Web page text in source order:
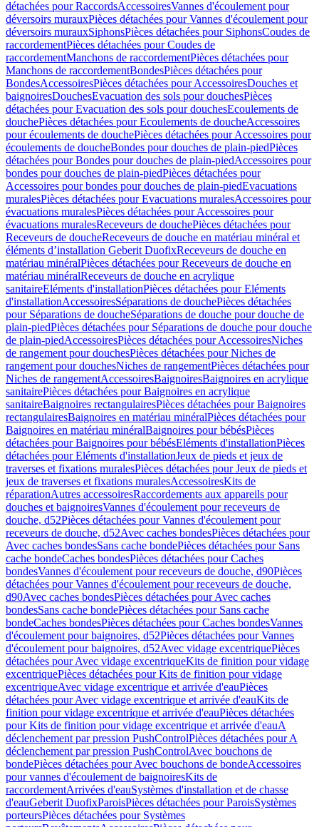
détachées pour RaccordsAccessoiresVannes d'écoulement pour
déversoirs murauxPièces détachées pour Vannes d'écoulement pour
déversoirs murauxSiphonsPièces détachées pour SiphonsCoudes de
raccordementPièces détachées pour Coudes de
raccordementManchons de raccordementPièces détachées pour
Manchons de raccordementBondesPièces détachées pour
BondesAccessoiresPièces détachées pour AccessoiresDouches et
baignoiresDouchesEvacuation des sols pour douchesPièces
détachées pour Evacuation des sols pour douchesEcoulements de
douchePièces détachées pour Ecoulements de doucheAccessoires
pour écoulements de douchePièces détachées pour Accessoires pour
écoulements de doucheBondes pour douches de plain-piedPièces
détachées pour Bondes pour douches de plain-piedAccessoires pour
bondes pour douches de plain-piedPièces détachées pour
Accessoires pour bondes pour douches de plain-piedEvacuations
muralesPièces détachées pour Evacuations muralesAccessoires pour
évacuations muralesPièces détachées pour Accessoires pour
évacuations muralesReceveurs de douchePièces détachées pour
Receveurs de doucheReceveurs de douche en matériau minéral et
éléments d’installation Geberit DuofixReceveurs de douche en
matériau minéralPièces détachées pour Receveurs de douche en
matériau minéralReceveurs de douche en acrylique
sanitaireEléments d'installationPièces détachées pour Eléments
d'installationAccessoiresSéparations de douchePièces détachées
pour Séparations de doucheSéparations de douche pour douche de
plain-piedPièces détachées pour Séparations de douche pour douche
de plain-piedAccessoiresPièces détachées pour AccessoiresNiches
de rangement pour douchesPièces détachées pour Niches de
rangement pour douchesNiches de rangementPièces détachées pour
Niches de rangementAccessoiresBaignoiresBaignoires en acrylique
sanitairePièces détachées pour Baignoires en acrylique
sanitaireBaignoires rectangulairesPièces détachées pour Baignoires
rectangulairesBaignoires en matériau minéralPièces détachées pour
Baignoires en matériau minéralBaignoires pour bébésPièces
détachées pour Baignoires pour bébésEléments d'installationPièces
détachées pour Eléments d'installationJeux de pieds et jeux de
traverses et fixations muralesPièces détachées pour Jeux de pieds et
jeux de traverses et fixations muralesAccessoiresKits de
réparationAutres accessoiresRaccordements aux appareils pour
douches et baignoiresVannes d'écoulement pour receveurs de
douche, d52Pièces détachées pour Vannes d'écoulement pour
receveurs de douche, d52Avec caches bondesPièces détachées pour
Avec caches bondesSans cache bondePièces détachées pour Sans
cache bondeCaches bondesPièces détachées pour Caches
bondesVannes d'écoulement pour receveurs de douche, d90Pièces
détachées pour Vannes d'écoulement pour receveurs de douche,
d90Avec caches bondesPièces détachées pour Avec caches
bondesSans cache bondePièces détachées pour Sans cache
bondeCaches bondesPièces détachées pour Caches bondesVannes
d'écoulement pour baignoires, d52Pièces détachées pour Vannes
d'écoulement pour baignoires, d52Avec vidage excentriquePièces
détachées pour Avec vidage excentriqueKits de finition pour vidage
excentriquePièces détachées pour Kits de finition pour vidage
excentriqueAvec vidage excentrique et arrivée d'eauPièces
détachées pour Avec vidage excentrique et arrivée d'eauKits de
finition pour vidage excentrique et arrivée d'eauPièces détachées
pour Kits de finition pour vidage excentrique et arrivée d'eauA
déclenchement par pression PushControlPièces détachées pour A
déclenchement par pression PushControlAvec bouchons de
bondePièces détachées pour Avec bouchons de bondeAccessoires
pour vannes d'écoulement de baignoiresKits de
raccordementArrivées d'eauSystèmes d'installation et de chasse
d'eauGeberit DuofixParoisPièces détachées pour ParoisSystèmes
porteursPièces détachées pour Systèmes